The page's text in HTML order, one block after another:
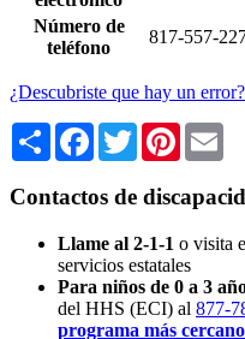
Número de
teléfono
817-557-
¿Descubriste que hay un
Share Facebook
TwitterPinterest
Contactos de
Llame al 2-1-1 o visita
servicios estatales
Para niños de 0 a 3
del HHS (ECI) al 877-
programa más